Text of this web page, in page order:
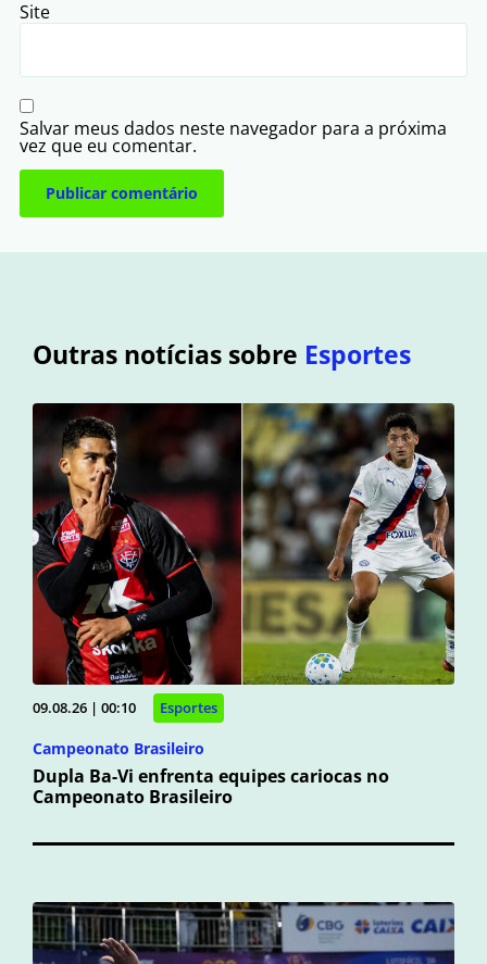
Site
Salvar meus dados neste navegador para a próxima
vez que eu comentar.
Outras notícias sobre Esportes
09.08.26 | 00:10 Esportes
Campeonato Brasileiro
Dupla Ba-Vi enfrenta equipes cariocas no
Campeonato Brasileiro